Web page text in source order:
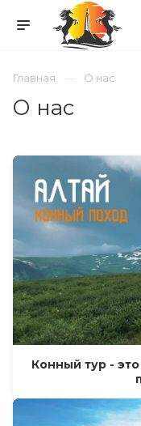
Главная О нас
О нас
Конный тур -